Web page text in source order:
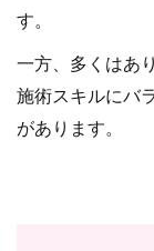
す。
一方、多くはあ
施術スキルにバ
があります。